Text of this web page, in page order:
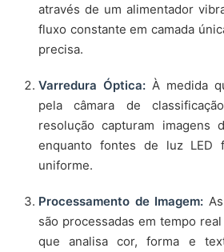
através de um alimentador
fluxo constante em camada
precisa.
Varredura Óptica:À medida
pela câmara de
resolução capturam imagens
enquanto fontes de luz LED
uniforme.
Processamento de Imagem:
são processadas em tempo
que analisa cor, forma e